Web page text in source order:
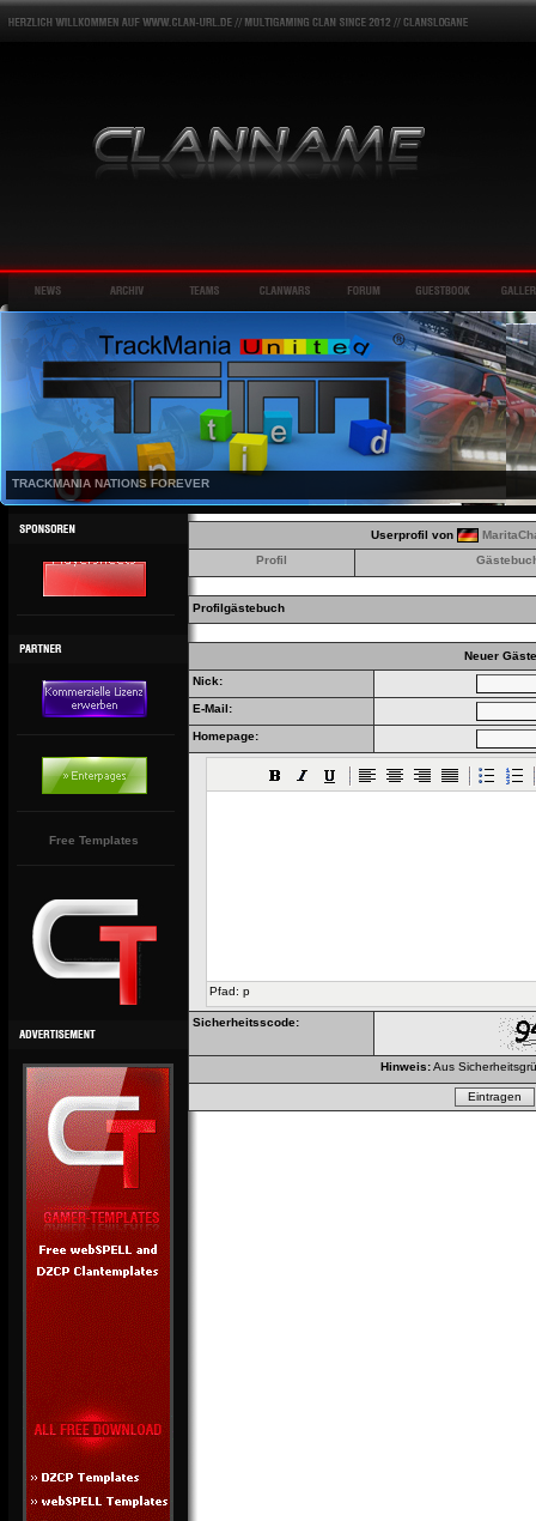
TRACKMANIA NATIONS FOREVER
Free Templates
Userprofil von
Profil
Profilgästebuch
Neuer
Nick:
E-Mail:
Homepage:
Pfad: p
Sicherheitsscode:
Hinweis:Aus